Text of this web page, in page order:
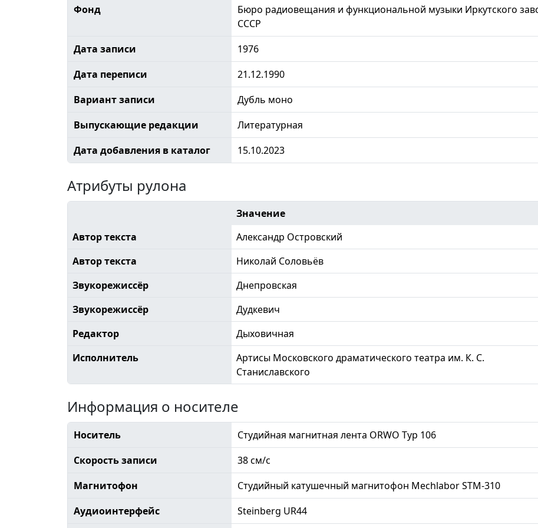
Фонд
Бюро радиовещания и функциональной музыки Иркутского
СССР
Дата записи
1976
Дата переписи
21.12.1990
Вариант записи
Дубль моно
Выпускающие редакции
Литературная
Дата добавления в каталог
15.10.2023
Атрибуты рулона
Значение
Автор текста
Александр Островский
Автор текста
Николай Соловьёв
Звукорежиссёр
Днепровская
Звукорежиссёр
Дудкевич
Редактор
Дыховичная
Исполнитель
Артисы Московского драматического театра им. К. С.
Станиславского
Информация о носителе
Носитель
Студийная магнитная лента ORWO Typ 106
Скорость записи
38 см/с
Магнитофон
Студийный катушечный магнитофон Mechlabor STM-310
Аудиоинтерфейс
Steinberg UR44